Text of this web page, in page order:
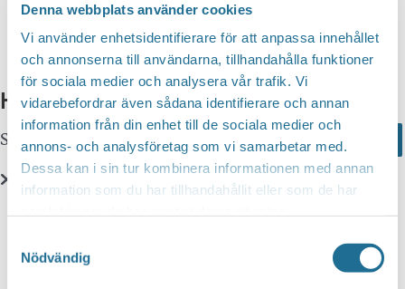
Denna webbplats använder cookies
Vi använder enhetsidentifierare för att anpassa innehållet
och annonserna till användarna, tillhandahålla funktioner
för sociala medier och analysera vår trafik. Vi
vidarebefordrar även sådana identifierare och annan
information från din enhet till de sociala medier och
annons- och analysföretag som vi samarbetar med.
Dessa kan i sin tur kombinera informationen med annan
information som du har tillhandahållit eller som de har
Nödvändig
Hittar du inte vad du söker?
Sök här... Search
Translate
You can translate this website with Google